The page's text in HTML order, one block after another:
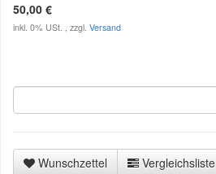
50,00 €
inkl. 0% USt. , zzgl. Versand
Wunschzettel
Vergleichsliste